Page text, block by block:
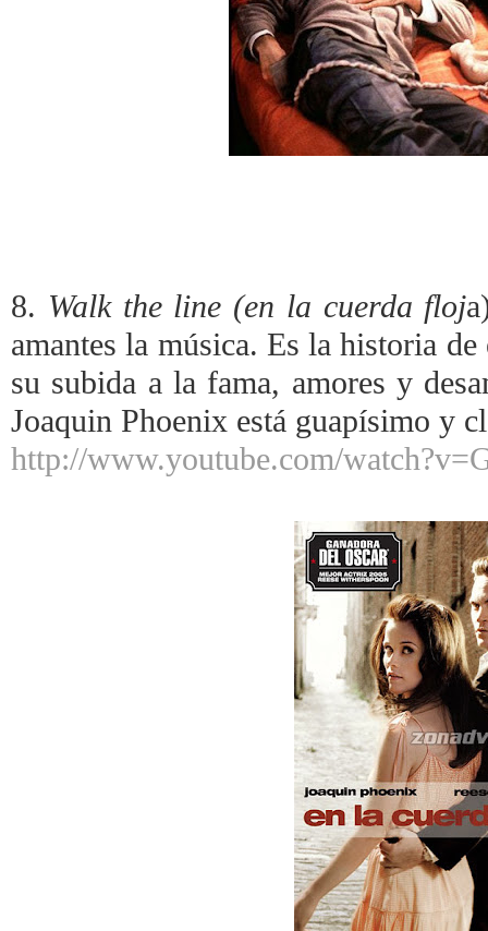
8. Walk the line (en la cuerda floj
amantes la música. Es la historia
su subida a la fama, amores y
Joaquin Phoenix está guapísimo y
http://www.youtube.com/